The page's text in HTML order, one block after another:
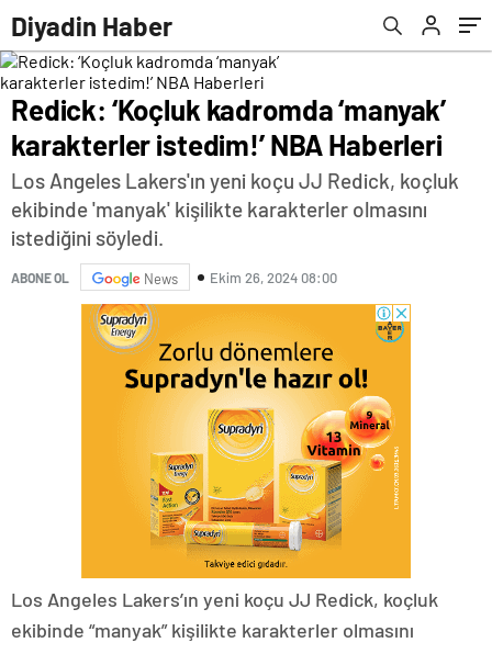
Diyadin Haber
Redick: ‘Koçluk kadromda ‘manyak’
karakterler istedim!’ NBA Haberleri
Los Angeles Lakers'ın yeni koçu JJ Redick, koçluk
ekibinde 'manyak' kişilikte karakterler olmasını
istediğini söyledi.
ABONE OL News Ekim 26, 2024 08:00
Los Angeles Lakers’ın yeni koçu JJ Redick, koçluk
ekibinde “manyak” kişilikte karakterler olmasını